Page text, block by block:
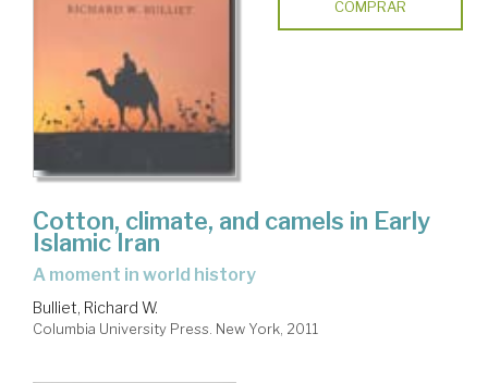
COMPRAR
Cotton, climate, and camels in Early
Islamic Iran
a moment in world history
Bulliet, Richard W.
Columbia University Press. New York, 2011